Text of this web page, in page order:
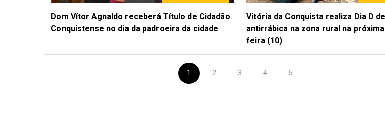
Dom Vítor Agnaldo receberá Título de Cidadão
Conquistense no dia da padroeira da cidade
Vitória da Conquista realiza Dia D
antirrábica na zona rural na
feira (10)
1 2 3 4 5